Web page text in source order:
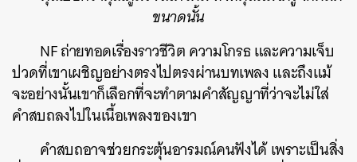
ขนาดนั้น
NF ถ่ายทอดเรื่องราวชีวิต ความโกรธ และความเจ็บ
ปวดที่เขาเผชิญอย่างตรงไปตรงผ่านบทเพลง และถึงแม้
จะอย่างนั้นเขาก็เลือกที่จะทำตามคำสัญญาที่ว่าจะไม่ใส่
คำสบถลงไปในเนื้อเพลงของเขา
คำสบถอาจช่วยกระตุ้นอารมณ์คนฟังได้ เพราะเป็นสิ่ง
ค้นหา